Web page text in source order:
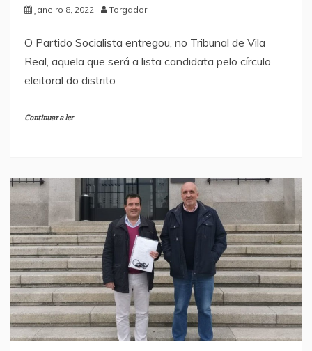
Janeiro 8, 2022 Torgador
O Partido Socialista entregou, no Tribunal de Vila
Real, aquela que será a lista candidata pelo círculo
eleitoral do distrito
Continuar a ler